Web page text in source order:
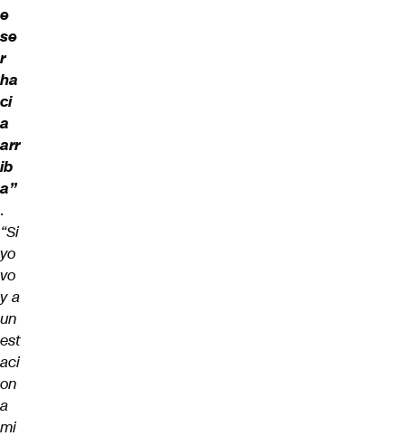
e
se
r
ha
ci
a
arr
ib
a”
.
“Si
yo
vo
y a
un
est
aci
on
a
mi